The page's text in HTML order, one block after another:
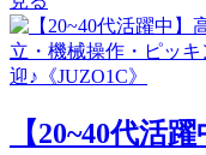
【20~40代活